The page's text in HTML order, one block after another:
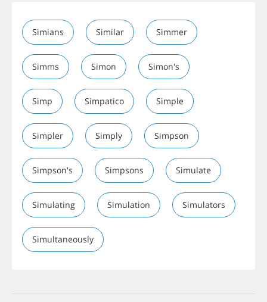
Simians Similar Simmer
Simms Simon Simon's
Simp Simpatico Simple
Simpler Simply Simpson
Simpson's Simpsons Simulate
Simulating Simulation Simulators
Simultaneously